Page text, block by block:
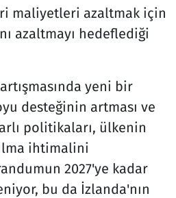
maliyetleri azaltmak için
azaltmayı hedeflediği
yeni bir
desteğinin artması ve
politikaları, ülkenin
ihtimalini
2027'ye kadar
bu da İzlanda'nın